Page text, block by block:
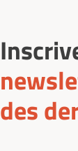
des